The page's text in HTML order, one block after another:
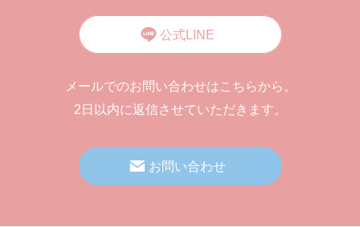
公式LINE
メールでのお問い合わせはこちらから。
2日以内に返信させていただきます。
お問い合わせ